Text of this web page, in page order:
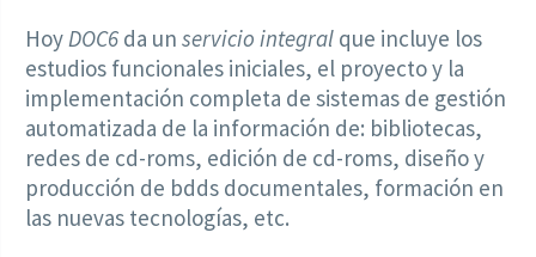
HoyDOC6 da un servicio integral que incluye los
estudios funcionales iniciales, el proyecto y la
implementación completa de sistemas de gestión
automatizada de la información de: bibliotecas,
redes de cd-roms, edición de cd-roms, diseño y
producción de bdds documentales, formación en
las nuevas tecnologías, etc.